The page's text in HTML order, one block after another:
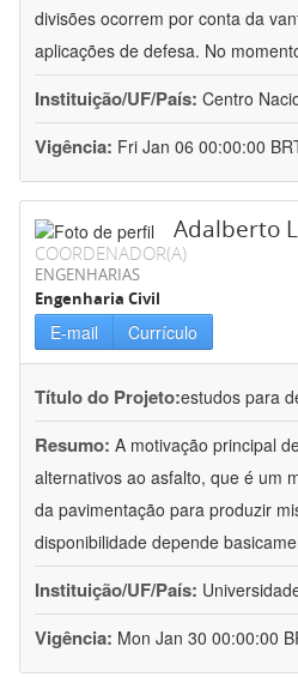
divisões ocorrem por conta da
aplicações de defesa. No
Instituição/UF/País: Centro
Vigência: Fri Jan 06 00:00:00
Adalberto
COORDENADOR(A)
ENGENHARIAS
Engenharia Civil
E-mail Currículo
Título do Projeto:estudos para
Resumo: A motivação principal
alternativos ao asfalto, que é um
da pavimentação para produzir
disponibilidade depende
Instituição/UF/País:
Vigência: Mon Jan 30 00:00:00